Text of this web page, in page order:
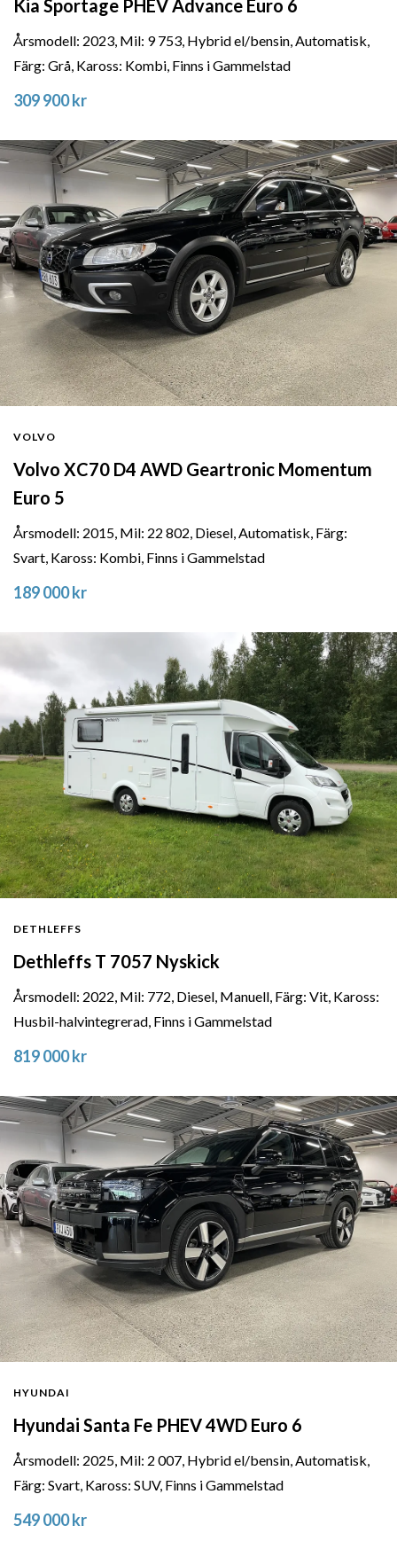
Kia Sportage PHEV Advance Euro 6
Årsmodell: 2023, Mil: 9 753, Hybrid el/bensin, Automatisk,
Färg: Grå, Kaross: Kombi, Finns i Gammelstad
309 900 kr
VOLVO
Volvo XC70 D4 AWD Geartronic Momentum
Euro 5
Årsmodell: 2015, Mil: 22 802, Diesel, Automatisk, Färg:
Svart, Kaross: Kombi, Finns i Gammelstad
189 000 kr
DETHLEFFS
Dethleffs T 7057 Nyskick
Årsmodell: 2022, Mil: 772, Diesel, Manuell, Färg: Vit, Kaross:
Husbil-halvintegrerad, Finns i Gammelstad
819 000 kr
HYUNDAI
Hyundai Santa Fe PHEV 4WD Euro 6
Årsmodell: 2025, Mil: 2 007, Hybrid el/bensin, Automatisk,
Färg: Svart, Kaross: SUV, Finns i Gammelstad
549 000 kr